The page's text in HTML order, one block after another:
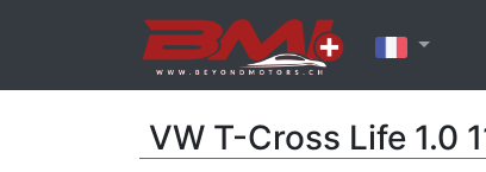
VW T-Cross Life 1.0